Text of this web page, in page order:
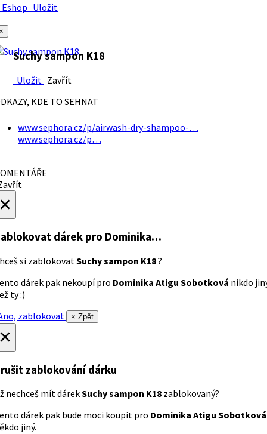
Uložit
Suchy sampon K18
Uložit Zavřít
KDE TO SEHNAT
www.sephora.cz/p/airwash-dry-shampoo-…
www.sephora.cz/p…
dárek pro Dominika…
si zablokovatSuchy sampon K18?
dárek pak nekoupí pro Dominika Atigu Sobotková nikdo
ty :)
zablokovat
× Zpět
zablokování dárku
nechceš mít dárekSuchy sampon K18 zablokovaný?
dárek pak bude moci koupit pro Dominika Atigu Sobotková
jiný.